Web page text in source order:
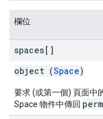
欄位
spaces[]
object (Space)
要求 (或第一個) 頁面中
Space 物件中傳回